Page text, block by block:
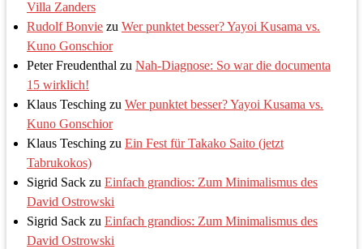
Villa Zanders
Rudolf Bonvie zu Wer punktet besser? Yayoi Kusama vs.
Kuno Gonschior
Peter Freudenthal zu Nah-Diagnose: So war die documenta
15 wirklich!
Klaus Tesching zu Wer punktet besser? Yayoi Kusama vs.
Kuno Gonschior
Klaus Tesching zu Ein Fest für Takako Saito (jetzt
Tabrukokos)
Sigrid Sack zu Einfach grandios: Zum Minimalismus des
David Ostrowski
Sigrid Sack zu Einfach grandios: Zum Minimalismus des
David Ostrowski